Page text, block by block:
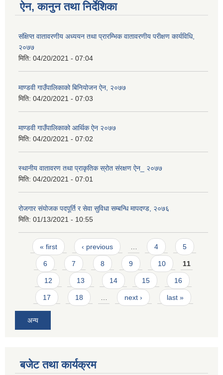
ऐन, कानुन तथा निर्देशिका
संक्षिप्त वातावरणीय अध्ययन तथा प्रारम्भिक वातावरणीय परीक्षण कार्यविधि,
२०७७
मिति: 04/20/2021 - 07:04
माण्डवी गाउँपालिकाको बिनियोजन ऐन, २०७७
मिति: 04/20/2021 - 07:03
माण्डवी गाउँपालिकाको आर्थिक ऐन २०७७
मिति: 04/20/2021 - 07:02
स्थानीय वातावरण तथा प्राकृतिक स्रोत संरक्षण ऐन_ २०७७
मिति: 04/20/2021 - 07:01
रोजगार संयोजक पदपूर्ति र सेवा सुविधा सम्बन्धि मापदण्ड, २०७६
मिति: 01/13/2021 - 10:55
Pages
« first ‹ previous 4 5
6 7 8 9 10 11
12 13 14 15 16
17 18 next › last »
अन्य
बजेट तथा कार्यक्रम